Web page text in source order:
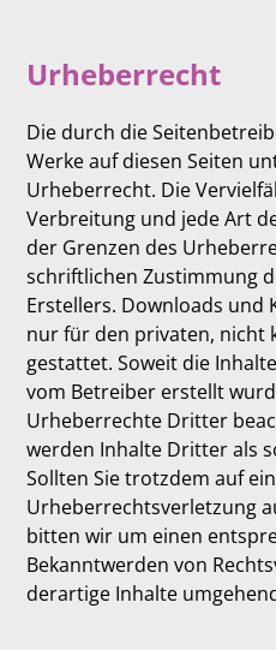
Urheberrecht
Die durch die
Werke auf diesen Seiten
Urheberrecht. Die
Verbreitung und jede Art
der Grenzen des
schriftlichen Zustimmung
Erstellers. Downloads und
nur für den privaten, nicht
gestattet. Soweit die
vom Betreiber erstellt
Urheberrechte Dritter
werden Inhalte Dritter als
Sollten Sie trotzdem auf
Urheberrechtsverletzung
bitten wir um einen
Bekanntwerden von
derartige Inhalte